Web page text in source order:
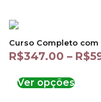
Curso Completo com
R$347.00 – R$
Ver opções